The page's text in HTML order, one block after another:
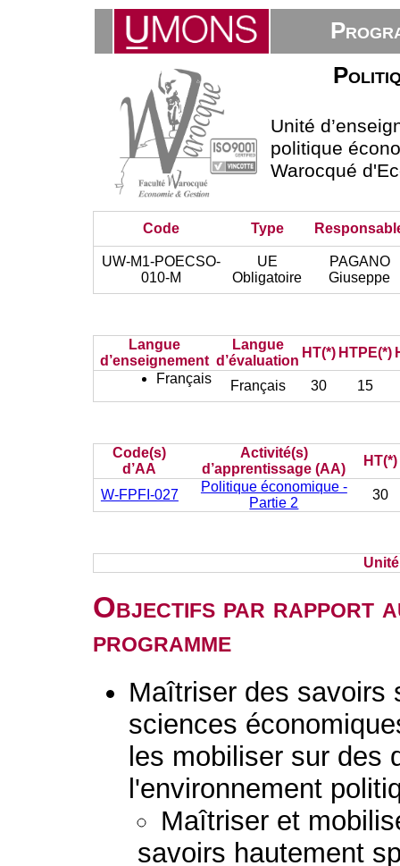
Unité
politique
Warocqué
Code Type
UW-M1-POECSO-
010-M
UE
Obligatoire
PAGANO
Giuseppe
Langue
d’enseignement
Langue
d’évaluation
HT(*) HTPE(*)
Français
Français 30 15
Code(s)
d’AA
Activité(s)
d’apprentissage (AA)
HT(*)
W-FPFI-027
Politique économique -
Partie 2
30
Objectifs par rapport
programme
Maîtriser des savoirs
sciences
les mobiliser sur des
l'environnement
Maîtriser et
savoirs hautement